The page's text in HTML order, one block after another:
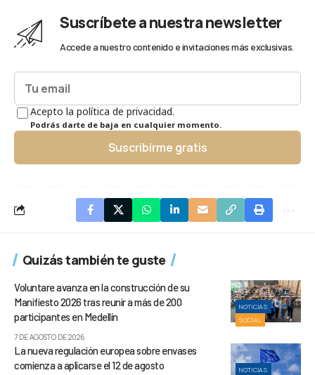
Suscríbete a nuestra newsletter
Accede a nuestro contenido e invitaciones más exclusivas.
Acepto la política de privacidad.
Podrás darte de baja en cualquier momento.
Suscribirme gratis
Quizás también te guste
NOTICIAS
SOCIAL
Voluntare avanza en la construcción de su
Manifiesto 2026 tras reunir a más de 200
participantes en Medellín
7 DE AGOSTO DE 2026
NOTICIAS
La nueva regulación europea sobre envases
comienza a aplicarse el 12 de agosto